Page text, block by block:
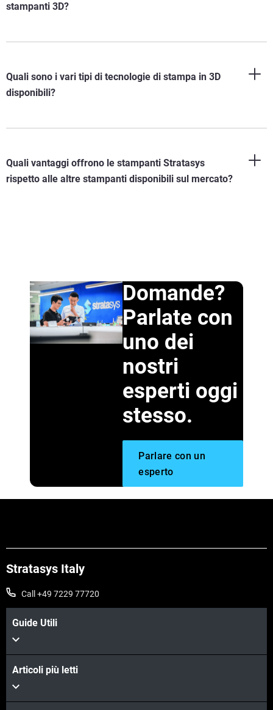
stampanti 3D?
Quali sono i vari tipi di tecnologie di stampa in 3D
disponibili?
Quali vantaggi offrono le stampanti Stratasys
rispetto alle altre stampanti disponibili sul mercato?
Domande?
Parlate con
uno dei
nostri
esperti oggi
stesso.
Parlare con un
esperto
Stratasys Italy
Call +49 7229 77720
Guide Utili
Articoli più letti